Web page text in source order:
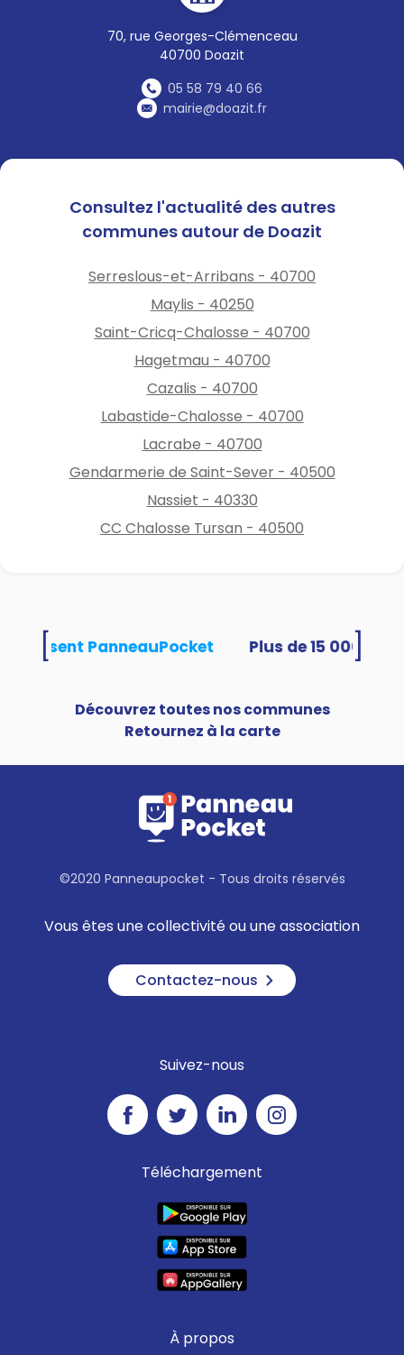
70, rue Georges-Clémenceau
40700 Doazit
05 58 79 40 66
mairie@doazit.fr
Consultez l'actualité des autres
communes autour de Doazit
Serreslous-et-Arribans - 40700
Maylis - 40250
Saint-Cricq-Chalosse - 40700
Hagetmau - 40700
Cazalis - 40700
Labastide-Chalosse - 40700
Lacrabe - 40700
Gendarmerie de Saint-Sever - 40500
Nassiet - 40330
CC Chalosse Tursan - 40500
utilisent PanneauPocket
Découvrez toutes nos communes
Retournez à la carte
©2020 Panneaupocket - Tous droits réservés
Vous êtes une collectivité ou une association
Contactez-nous
Suivez-nous
Téléchargement
À propos